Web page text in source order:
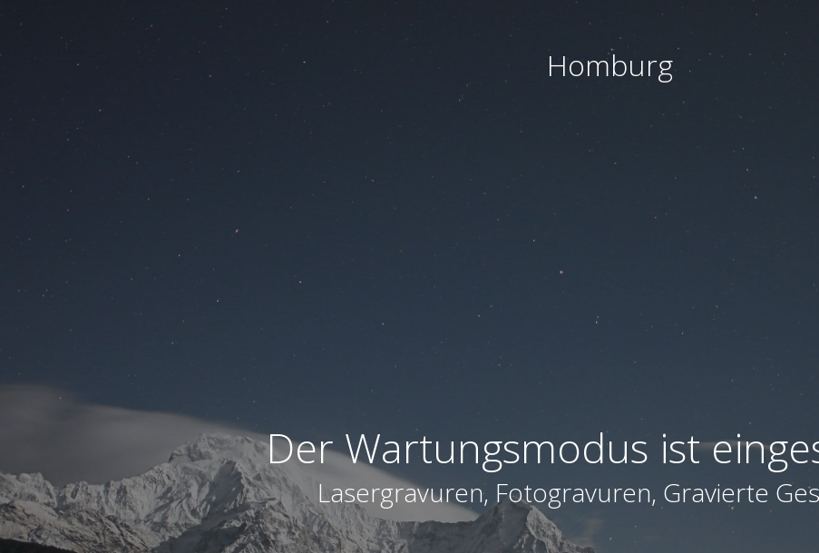
Homburg
Der Wartungsmodus ist
Lasergravuren, Fotogravuren, Gravierte